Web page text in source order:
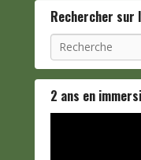
Rechercher sur
Recherche
2 ans en